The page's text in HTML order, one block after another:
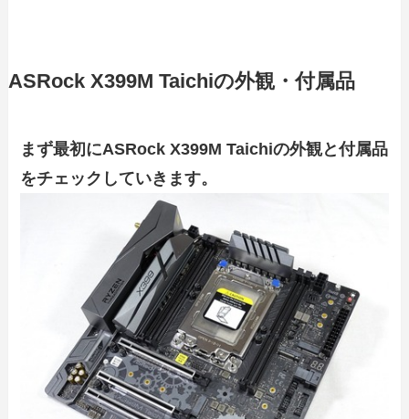
ASRock X399M Taichiの外観・付属品
まず最初にASRock X399M Taichiの外観と付属品
をチェックしていきます。